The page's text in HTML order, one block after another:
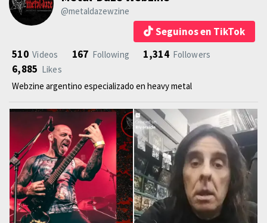
@metaldazewzine
Seguinos en TikTok
510 Videos 167 Following 1,314 Followers
6,885 Likes
Webzine argentino especializado en heavy metal